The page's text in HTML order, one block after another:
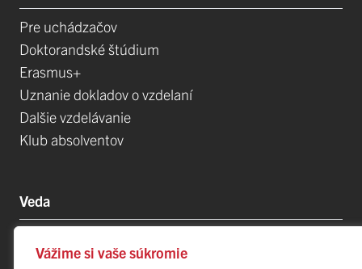
Vážime si vaše súkromie
Pre uchádzačov
Doktorandské štúdium
Erasmus+
Uznanie dokladov o vzdelaní
Dalšie vzdelávanie
Klub absolventov
Veda
Projekty